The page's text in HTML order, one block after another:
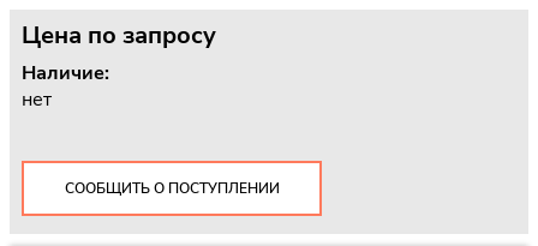
Цена по запросу
Наличие:
нет
СООБЩИТЬ О ПОСТУПЛЕНИИ